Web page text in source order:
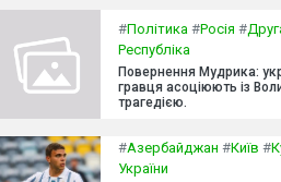
#Політика #Росія #
Республіка
Повернення Мудрика:
гравця асоціюють із
трагедією.
#Азербайджан #Київ #
України